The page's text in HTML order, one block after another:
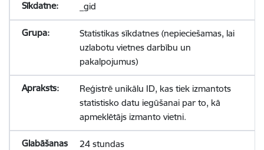
_gid
Statistikas sīkdatnes (nepieciešamas, lai
uzlabotu vietnes darbību un
pakalpojumus)
Reģistrē unikālu ID, kas tiek izmantots
statistisko datu iegūšanai par to, kā
apmeklētājs izmanto vietni.
24 stundas